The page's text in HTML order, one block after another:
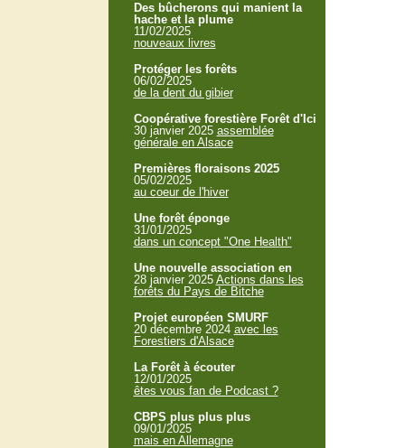
Des bûcherons qui manient la
hache et la plume
11/02/2025
nouveaux livres
Protéger les forêts
06/02/2025
de la dent du gibier
Coopérative forestière Forêt d'Ici
30 janvier 2025 assemblée
générale en Alsace
Premières floraisons 2025
05/02/2025
au coeur de l'hiver
Une forêt éponge
31/01/2025
dans un concept "One Health"
Une nouvelle association en
28 janvier 2025 Actions dans les
forêts du Pays de Bitche
Projet européen SMURF
20 décembre 2024 avec les
Forestiers d'Alsace
La Forêt à écouter
12/01/2025
êtes vous fan de Podcast ?
CBPS plus plus plus
09/01/2025
mais en Allemagne